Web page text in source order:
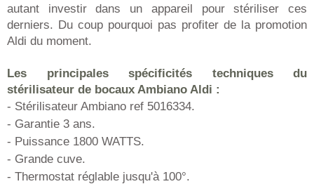
autant investir dans un appareil pour stériliser ces
derniers. Du coup pourquoi pas profiter de la promotion
Aldi du moment.
Les principales spécificités techniques du
stérilisateur de bocaux Ambiano Aldi :
- Stérilisateur Ambiano ref 5016334.
- Garantie 3 ans.
- Puissance 1800 WATTS.
- Grande cuve.
- Thermostat réglable jusqu'à 100°.